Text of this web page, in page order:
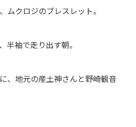
ムクロジのブレスレット。
半袖で走り出す朝。
、地元の産土神さんと野崎観音